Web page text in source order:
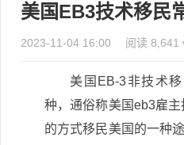
美国EB3技术移民
2023-11-04 16:00 阅读 8,641
美国EB-3非技术
种，通俗称美国eb3雇
的方式移民美国的一种